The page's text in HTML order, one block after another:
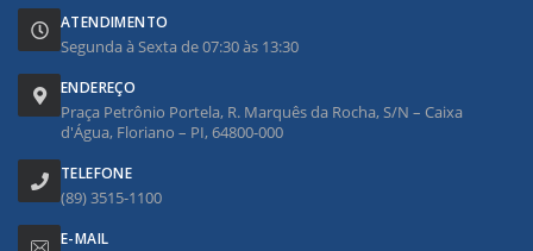
ATENDIMENTO
Segunda à Sexta de 07:30 às 13:30
ENDEREÇO
Praça Petrônio Portela, R. Marquês da Rocha, S/N – Caixa
d'Água, Floriano – PI, 64800-000
TELEFONE
(89) 3515-1100
E-MAIL